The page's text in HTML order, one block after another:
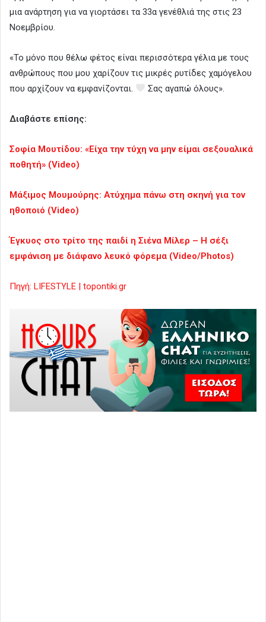
μια ανάρτηση για να γιορτάσει τα 33α γενέθλιά της στις 23
Νοεμβρίου.
«Το μόνο που θέλω φέτος είναι περισσότερα γέλια με τους
ανθρώπους που μου χαρίζουν τις μικρές ρυτίδες χαμόγελου
που αρχίζουν να εμφανίζονται.
Σας αγαπώ όλους».
Διαβάστε επίσης:
Σοφία Μουτίδου: «Είχα την τύχη να μην είμαι σεξουαλικά
ποθητή» (Video)
Μάξιμος Μουμούρης: Ατύχημα πάνω στη σκηνή για τον
ηθοποιό (Video)
Έγκυος στο τρίτο της παιδί η Σιένα Μίλερ – Η σέξι
εμφάνιση με διάφανο λευκό φόρεμα (Video/Photos)
Πηγή: LIFESTYLE | topontiki.gr